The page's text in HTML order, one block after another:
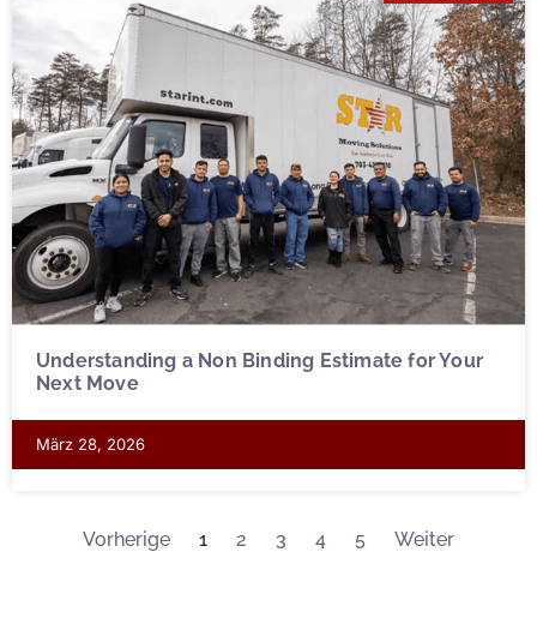
Understanding a Non Binding Estimate for Your
Next Move
März 28, 2026
Vorherige 1 2 3 4 5 Weiter